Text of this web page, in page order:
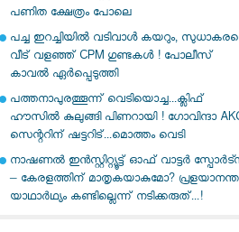
പണിത ക്ഷേത്രം പോലെ
പച്ച ഇറച്ചിയില്‍ വടിവാള്‍ കയറും,
വീട് വളഞ്ഞ് CPM ഗുണ്ടകള്‍ ! പോലീസ്
കാവല്‍ ഏര്‍പ്പെടുത്തി
പത്തനാപുരത്തൂന്ന് വെടിയൊച്ച...ക്ലിഫ്
ഹൗസില്‍ കുലുങ്ങി പിണറായി ! ഗോവിന്ദാ
സെന്ററിന് ഷട്ടറിട്...മൊത്തം വെടി
നാഷണൽ ഇൻസ്റ്റിറ്റ്യൂട്ട് ഓഫ് വാട്ടർ
– കേരളത്തിന് മാതൃകയാകുമോ?
യാഥാർഥ്യം കണ്ടില്ലെന്ന് നടിക്കരുത്...!